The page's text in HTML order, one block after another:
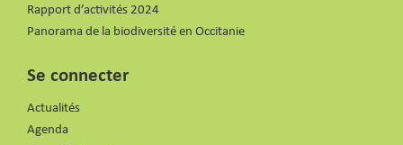
Rapport d’activités 2024
Panorama de la biodiversité en Occitanie
Se connecter
Actualités
Agenda